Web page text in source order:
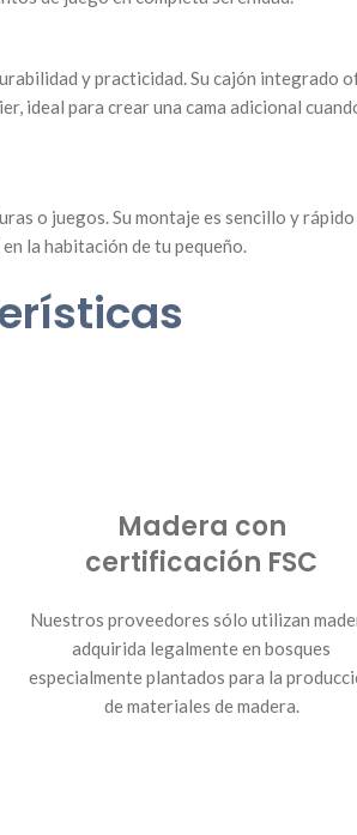
y practicidad. Su cajón integrado
ideal para crear una cama adicional
o juegos. Su montaje es sencillo y
la habitación de tu pequeño.
Madera con
certificación FSC
Nuestros proveedores sólo utilizan
adquirida legalmente en bosques
especialmente plantados para la
de materiales de madera.